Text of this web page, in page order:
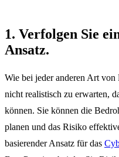
1. Verfolgen Sie
Ansatz.
Wie bei jeder anderen Art
nicht realistisch zu erwarten,
können. Sie können die
planen und das Risiko
basierender Ansatz für das